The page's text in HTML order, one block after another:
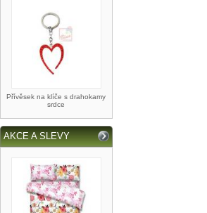
Přívěsek na klíče s drahokamy
srdce
AKCE A SLEVY